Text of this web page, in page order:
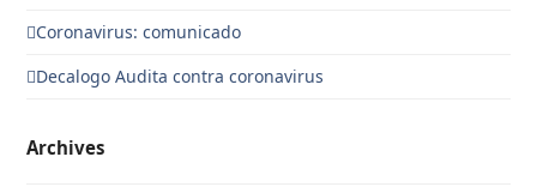
Coronavirus: comunicado
Decalogo Audita contra coronavirus
Archives